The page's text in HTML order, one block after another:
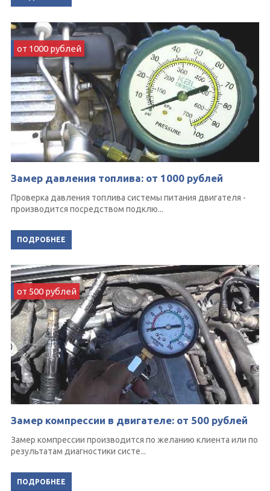
от 1000 рублей
Замер давления топлива: от 1000 рублей
Проверка давления топлива системы питания двигателя -
производится посредством подклю...
ПОДРОБНЕЕ
от 500 рублей
Замер компрессии в двигателе: от 500 рублей
Замер компрессии производится по желанию клиента или по
результатам диагностики систе...
ПОДРОБНЕЕ